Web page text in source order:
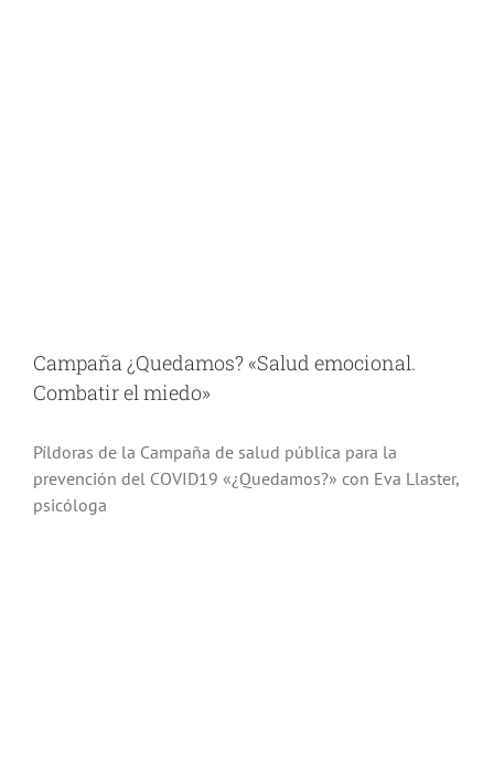
Campaña ¿Quedamos? «Salud emocional.
Combatir el miedo»
Píldoras de la Campaña de salud pública para la
prevención del COVID19 «¿Quedamos?» con Eva Llaster,
psicóloga